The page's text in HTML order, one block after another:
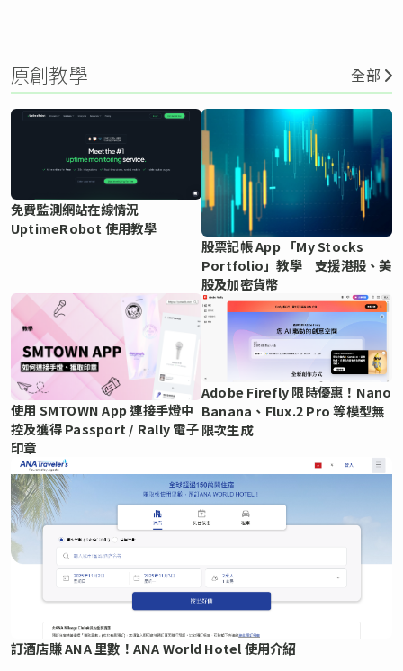
原創教學 全部
免費監測網站在線情況
UptimeRobot 使用教學
股票記帳 App 「My Stocks
Portfolio」教學 支援港股、美
股及加密貨幣
使用 SMTOWN App 連接手燈中
控及獲得 Passport / Rally 電子
印章
Adobe Firefly 限時優惠！Nano
Banana、Flux.2 Pro 等模型無
限次生成
訂酒店賺 ANA 里數！ANA World Hotel 使用介紹